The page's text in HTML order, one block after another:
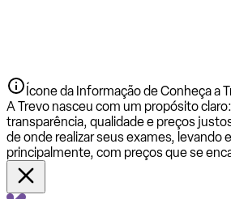
Ícone da Informação de Conheça a
A Trevo nasceu com um propósito
transparência, qualidade e preços
de onde realizar seus exames, levando
principalmente, com preços que se